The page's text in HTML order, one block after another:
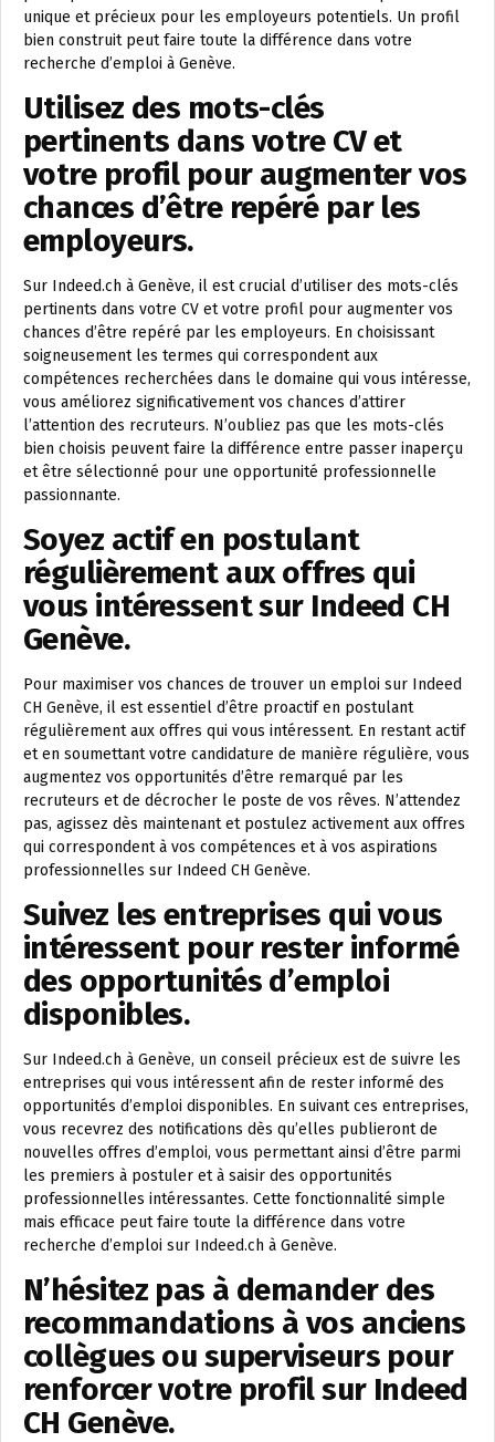
unique et précieux pour les employeurs potentiels. Un profil
bien construit peut faire toute la différence dans votre
recherche d’emploi à Genève.
Utilisez des mots-clés
pertinents dans votre CV et
votre profil pour augmenter vos
chances d’être repéré par les
employeurs.
Sur Indeed.ch à Genève, il est crucial d’utiliser des mots-clés
pertinents dans votre CV et votre profil pour augmenter vos
chances d’être repéré par les employeurs. En choisissant
soigneusement les termes qui correspondent aux
compétences recherchées dans le domaine qui vous intéresse,
vous améliorez significativement vos chances d’attirer
l’attention des recruteurs. N’oubliez pas que les mots-clés
bien choisis peuvent faire la différence entre passer inaperçu
et être sélectionné pour une opportunité professionnelle
passionnante.
Soyez actif en postulant
régulièrement aux offres qui
vous intéressent sur Indeed CH
Genève.
Pour maximiser vos chances de trouver un emploi sur Indeed
CH Genève, il est essentiel d’être proactif en postulant
régulièrement aux offres qui vous intéressent. En restant actif
et en soumettant votre candidature de manière régulière, vous
augmentez vos opportunités d’être remarqué par les
recruteurs et de décrocher le poste de vos rêves. N’attendez
pas, agissez dès maintenant et postulez activement aux offres
qui correspondent à vos compétences et à vos aspirations
professionnelles sur Indeed CH Genève.
Suivez les entreprises qui vous
intéressent pour rester informé
des opportunités d’emploi
disponibles.
Sur Indeed.ch à Genève, un conseil précieux est de suivre les
entreprises qui vous intéressent afin de rester informé des
opportunités d’emploi disponibles. En suivant ces entreprises,
vous recevrez des notifications dès qu’elles publieront de
nouvelles offres d’emploi, vous permettant ainsi d’être parmi
les premiers à postuler et à saisir des opportunités
professionnelles intéressantes. Cette fonctionnalité simple
mais efficace peut faire toute la différence dans votre
recherche d’emploi sur Indeed.ch à Genève.
N’hésitez pas à demander des
recommandations à vos anciens
collègues ou superviseurs pour
renforcer votre profil sur Indeed
CH Genève.